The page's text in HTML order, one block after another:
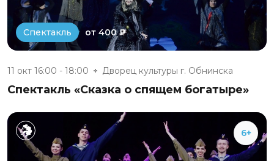
Спектакль от 400 ₽
11 окт 16:00 - 18:00 Дворец культуры г. Обнинска
Спектакль «Сказка о спящем богатыре»
6+